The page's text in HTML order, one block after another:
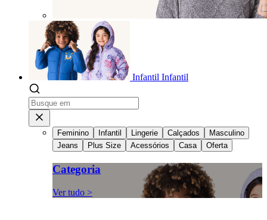
Infantil Infantil
Feminino Infantil Lingerie Calçados
Masculino
Jeans
Plus Size Acessórios Casa Oferta
Categoria
Ver tudo >